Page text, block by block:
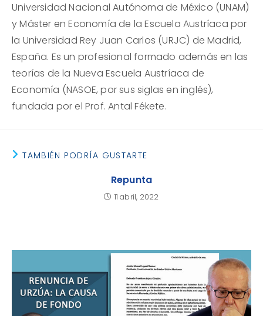
Universidad Nacional Autónoma de México (UNAM)
y Máster en Economía de la Escuela Austríaca por
la Universidad Rey Juan Carlos (URJC) de Madrid,
España. Es un profesional formado además en las
teorías de la Nueva Escuela Austríaca de
Economía (NASOE, por sus siglas en inglés),
fundada por el Prof. Antal Fékete.
TAMBIÉN PODRÍA GUSTARTE
Repunta
11 abril, 2022